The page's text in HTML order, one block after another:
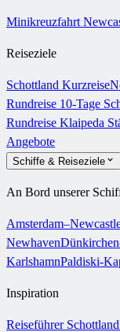
Minikreuzfahrt
Reiseziele
Schottland Kurzreise
Rundreise 10-Tage
Rundreise Klaipeda
Angebote
Schiffe & Reiseziele
An Bord unserer
Newhaven
KarlshamnPaldiski-
Inspiration
Reiseführer Schottland